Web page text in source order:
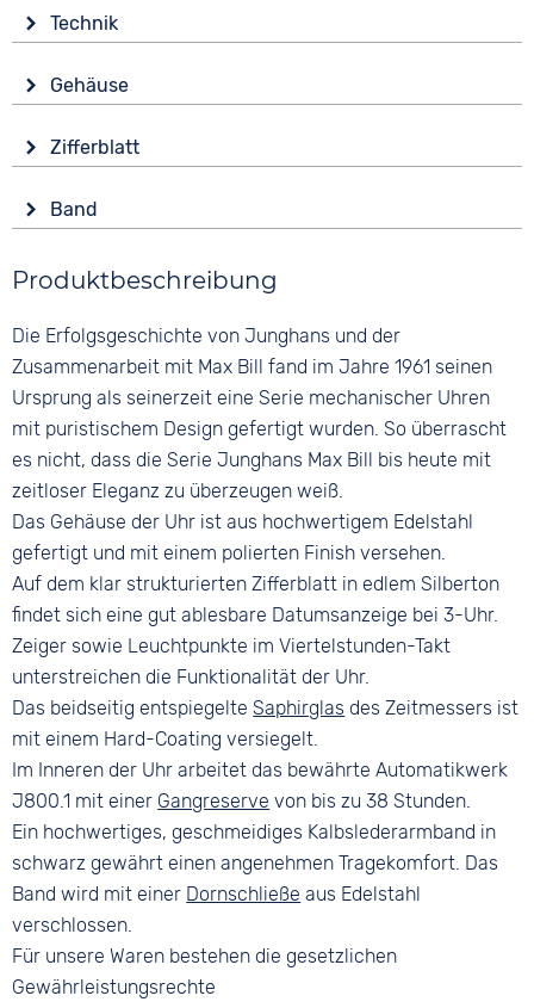
Technik
Automatik
Funktionen
Datumsanzeige
Wasserdicht
Gehäuse
Saphirglas
Form
Rund
Material
Farbe
Silber
Zifferblatt
Analog
Weiß
Ziffern
Arabisch
Band
Schwarz
Material
Glattleder
Bandschließe
Dornschließe
Produktbeschreibung
Die Erfolgsgeschichte von Junghans und der
Zusammenarbeit mit Max Bill fand im Jahre 1961 seinen
Ursprung als seinerzeit eine Serie mechanischer Uhren
mit puristischem Design gefertigt wurden. So überrascht
es nicht, dass die Serie Junghans Max Bill bis heute mit
zeitloser Eleganz zu überzeugen weiß.
Das Gehäuse der Uhr ist aus hochwertigem Edelstahl
gefertigt und mit einem polierten Finish versehen.
Auf dem klar strukturierten Zifferblatt in edlem Silberton
findet sich eine gut ablesbare Datumsanzeige bei 3-Uhr.
Zeiger sowie Leuchtpunkte im Viertelstunden-Takt
unterstreichen die Funktionalität der Uhr.
Das beidseitig entspiegelteSaphirglas des Zeitmessers ist
mit einem Hard-Coating versiegelt.
Im Inneren der Uhr arbeitet das bewährte Automatikwerk
J800.1 mit einer Gangreserve von bis zu 38 Stunden.
Ein hochwertiges, geschmeidiges Kalbslederarmband in
schwarz gewährt einen angenehmen Tragekomfort. Das
Band wird mit einer Dornschließe aus Edelstahl
verschlossen.
Für unsere Waren bestehen die gesetzlichen
Gewährleistungsrechte